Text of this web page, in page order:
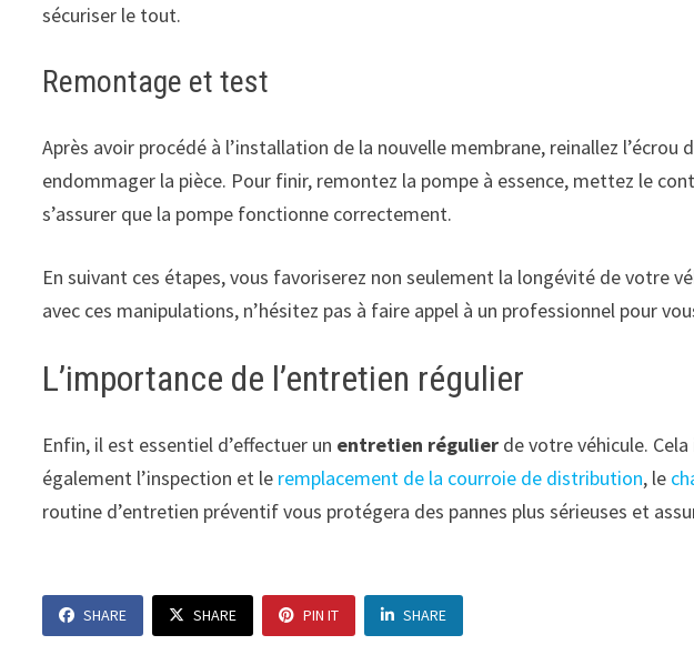
sécuriser le tout.
Remontage et test
Après avoir procédé à l’installation de la nouvelle membrane, reinallez
endommager la pièce. Pour finir, remontez la pompe à essence, mettez le
s’assurer que la pompe fonctionne correctement.
En suivant ces étapes, vous favoriserez non seulement la longévité de votre
avec ces manipulations, n’hésitez pas à faire appel à un professionnel pour
L’importance de l’entretien régulier
Enfin, il est essentiel d’effectuer un entretien régulier de votre véhicule.
également l’inspection et le remplacement de la courroie de distribution, le
routine d’entretien préventif vous protégera des pannes plus sérieuses et
SHARE SHARE PIN IT SHARE